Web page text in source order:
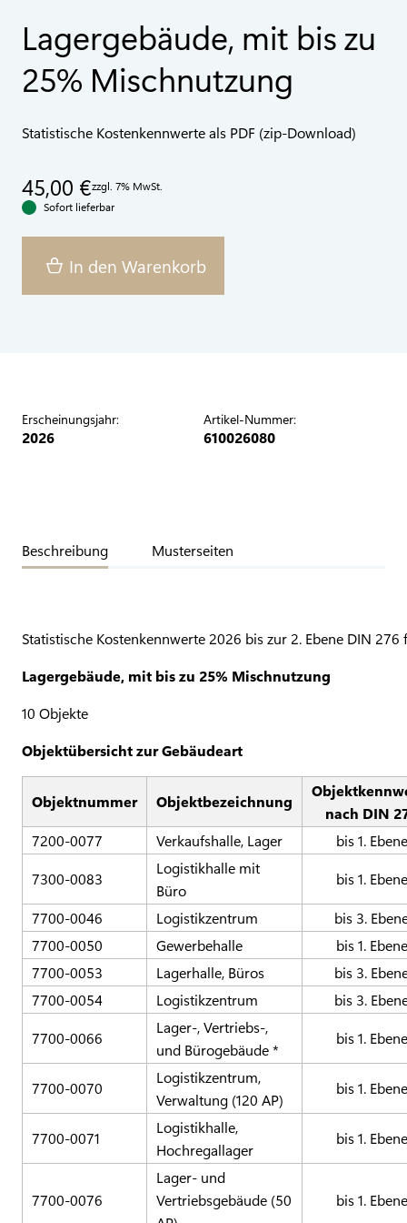
Lagergebäude, mit bis zu
25% Mischnutzung
Statistische Kostenkennwerte als PDF (zip-Download)
45,00 €zzgl. 7% MwSt.
Sofort lieferbar
In den Warenkorb
Erscheinungsjahr:
2026
Artikel-Nummer:
610026080
Beschreibung Musterseiten
Statistische Kostenkennwerte 2026 bis zur 2. Ebene DIN 276
Lagergebäude, mit bis zu 25% Mischnutzung
10 Objekte
Objektübersicht zur Gebäudeart
Objektnummer Objektbezeichnung
nach DIN
7200-0077
Verkaufshalle, Lager
bis 1. Ebene
7300-0083
Logistikhalle mit
Büro
bis 1. Ebene
7700-0046 Logistikzentrum
bis 3.
7700-0050
Gewerbehalle
bis 1. Ebene
7700-0053
Lagerhalle, Büros
bis 3.
7700-0054
Logistikzentrum
bis 3.
7700-0066
Lager-, Vertriebs-,
und Bürogebäude *
bis 1. Ebene
7700-0070
Logistikzentrum,
Verwaltung (120 AP)
bis 1. Ebene
7700-0071
Logistikhalle,
Hochregallager
bis 1. Ebene
7700-0076
Lager- und
Vertriebsgebäude (50
bis 1. Ebene